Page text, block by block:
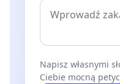
Napisz własnymi
Ciebie mocną